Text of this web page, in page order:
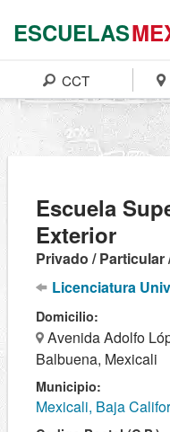
ESCUELAS
CCT
Escuela
Exterior
Privado /
Licenciatura
Domicilio:
Avenida Adolfo
Balbuena, Mexicali
Municipio:
Mexicali, Baja